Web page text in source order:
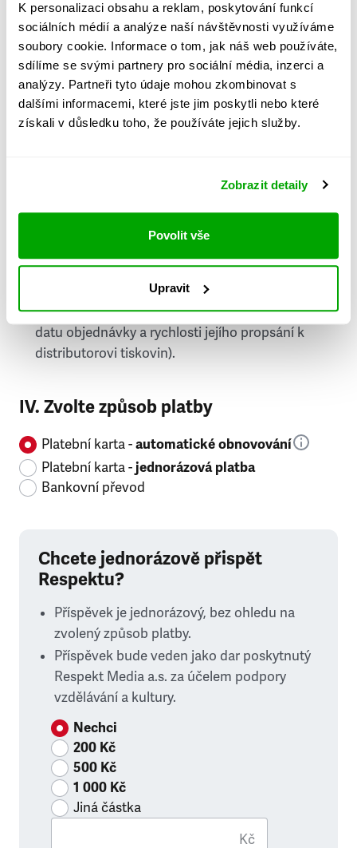
K personalizaci obsahu a reklam, poskytování funkcí
sociálních médií a analýze naší návštěvnosti využíváme
soubory cookie. Informace o tom, jak náš web používáte,
sdílíme se svými partnery pro sociální média, inzerci a
analýzy. Partneři tyto údaje mohou zkombinovat s
dalšími informacemi, které jste jim poskytli nebo které
získali v důsledku toho, že používáte jejich služby.
Zobrazit detaily
Povolit vše
Upravit
Město
PSČ
Stát
doručování týdeníku Respekt v tištěné verzi, na
první vydání ve vaší schránce se můžete těšit
příští, nejpozději přespříští týden (v závislosti na
datu objednávky a rychlosti jejího propsání k
distributorovi tiskovin).
IV. Zvolte způsob platby
Platební karta -automatické obnovování
Platební karta -jednorázová platba
Bankovní převod
Chcete jednorázově přispět
Respektu?
Příspěvek je jednorázový, bez ohledu na
zvolený způsob platby.
Příspěvek bude veden jako dar poskytnutý
Respekt Media a.s. za účelem podpory
vzdělávání a kultury.
Nechci
200 Kč
500 Kč
1 000 Kč
Jiná částka
Kč